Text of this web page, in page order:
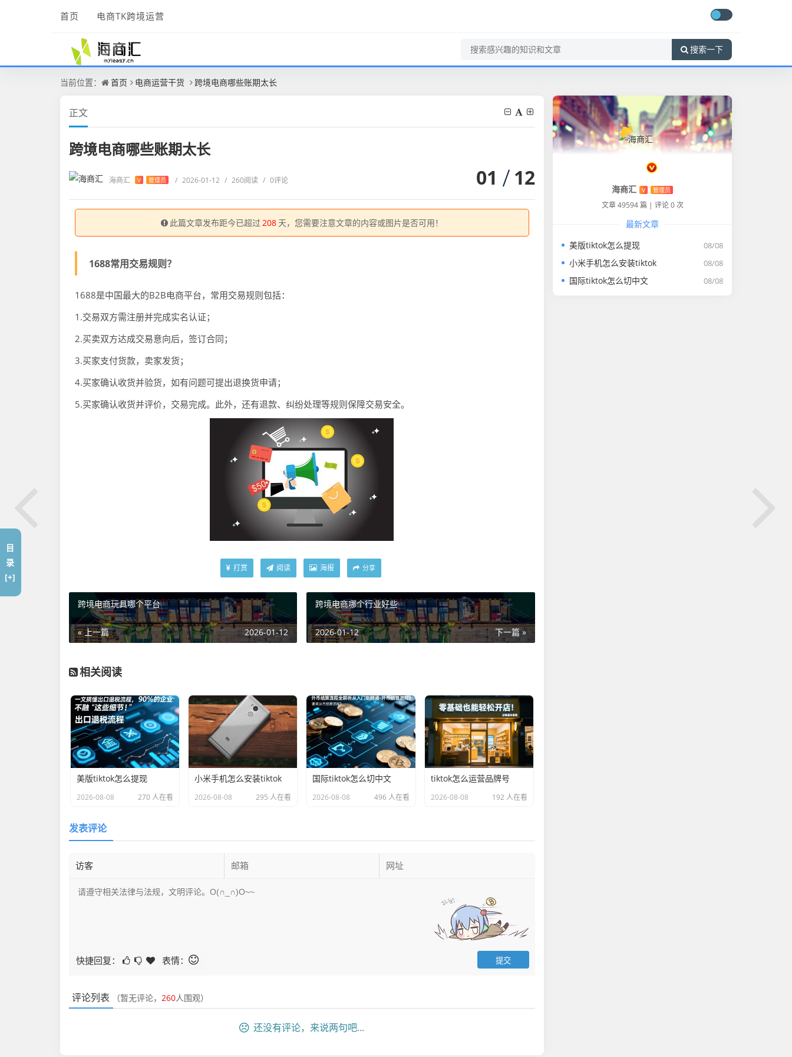
首页 电商TK跨境运营
搜索一下
当前位置： 首页 电商运营干货 跨境电商哪些账期太长
正文
跨境电商哪些账期太长
海商汇 V 管理员 / 2026-01-12 / 260阅读 / 0评论 01 12
此篇文章发布距今已超过 208 天，您需要注意文章的内容或图片是否可用！
1688常用交易规则？
1688是中国最大的B2B电商平台，常用交易规则包括：
1.交易双方需注册并完成实名认证；
2.买卖双方达成交易意向后，签订合同；
3.买家支付货款，卖家发货；
4.买家确认收货并验货，如有问题可提出退换货申请；
5.买家确认收货并评价，交易完成。此外，还有退款、纠纷处理等规则保障交易安全。
打赏 阅读 海报 分享
跨境电商玩具哪个平台
« 上一篇 2026-01-12
跨境电商哪个行业好些
下一篇 »
2026-01-12
相关阅读
美版tiktok怎么提现
2026-08-08 270 人在看
小米手机怎么安装tiktok
2026-08-08 295 人在看
国际tiktok怎么切中文
2026-08-08 496 人在看
tiktok怎么运营品牌号
2026-08-08 192 人在看
发表评论
快捷回复： 表情：
评论列表 （暂无评论， 260人围观）
还没有评论，来说两句吧...
海商汇 V 管理员
文章 49594 篇 | 评论 0 次
最新文章
08/08
美版tiktok怎么提现
08/08
小米手机怎么安装tiktok
08/08
国际tiktok怎么切中文
目
录
[+]